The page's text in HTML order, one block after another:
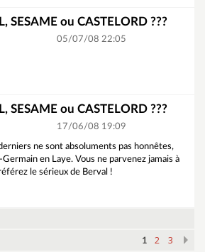
SESAME ou CASTELORD ???
05/07/08 22:05
SESAME ou CASTELORD ???
17/06/08 19:09
ne sont absoluments pas honnêtes,
en Laye. Vous ne parvenez jamais à
le sérieux de Berval !
1 2 3